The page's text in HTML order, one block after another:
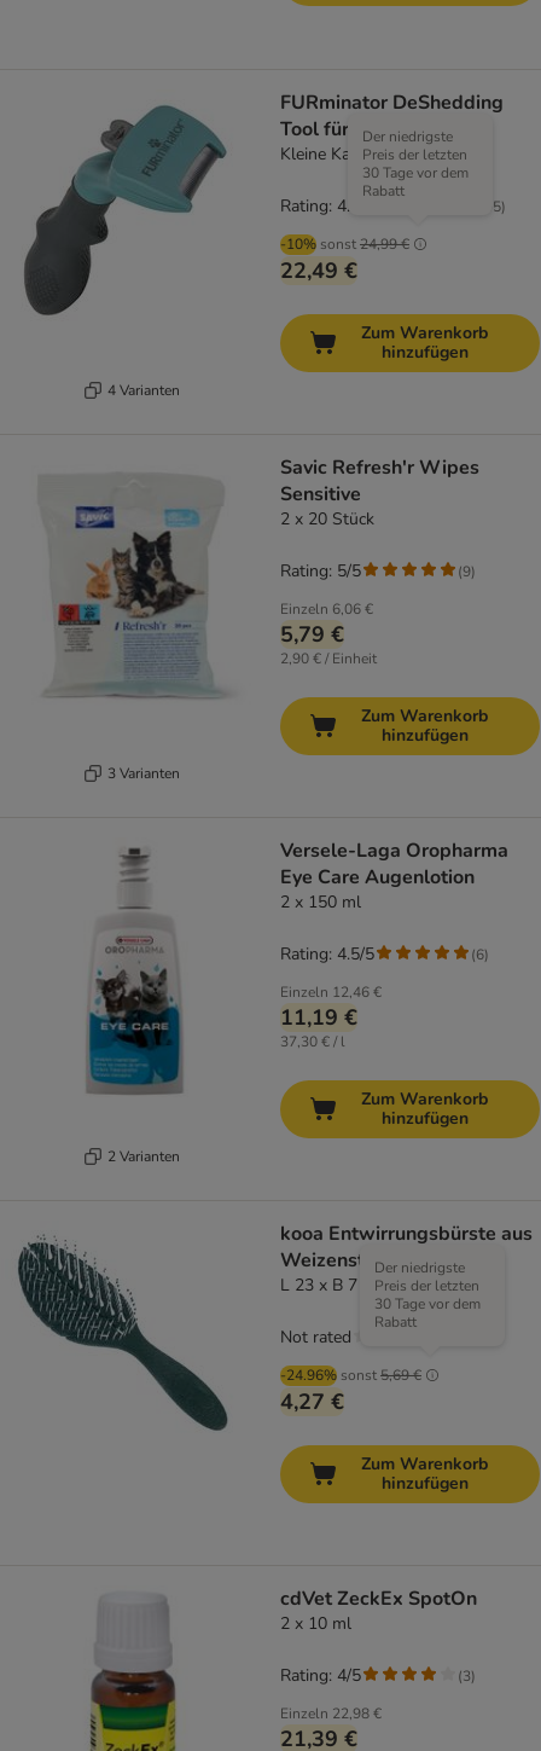
4 Varianten
FURminator DeShedding
Tool für Katzen
Kleine Katze / Langhaar
-10% sonst24,99 €
Der niedrigste
Preis der letzten
30 Tage vor dem
Rabatt
22,49 €
Rating: 4.6/5 195)
Zum Warenkorb
hinzufügen
3 Varianten
Savic Refresh'r Wipes
Sensitive
2 x 20 Stück
Einzeln 6,06 €
5,79 €
2,90 € / Einheit
Rating: 5/5 (9)
Zum Warenkorb
hinzufügen
2 Varianten
Versele-Laga Oropharma
Eye Care Augenlotion
2 x 150 ml
Einzeln 12,46 €
11,19 €
37,30 € / l
Rating: 4.5/5 (6)
Zum Warenkorb
hinzufügen
kooa Entwirrungsbürste aus
Weizenstroh
L 23 x B 7 x H 4 cm
-24.96% sonst5,69 €
Der niedrigste
Preis der letzten
30 Tage vor dem
Rabatt
4,27 €
Not rated
Zum Warenkorb
hinzufügen
cdVet ZeckEx SpotOn
2 x 10 ml
Einzeln 22,98 €
21,39 €
Rating: 4/5 (3)